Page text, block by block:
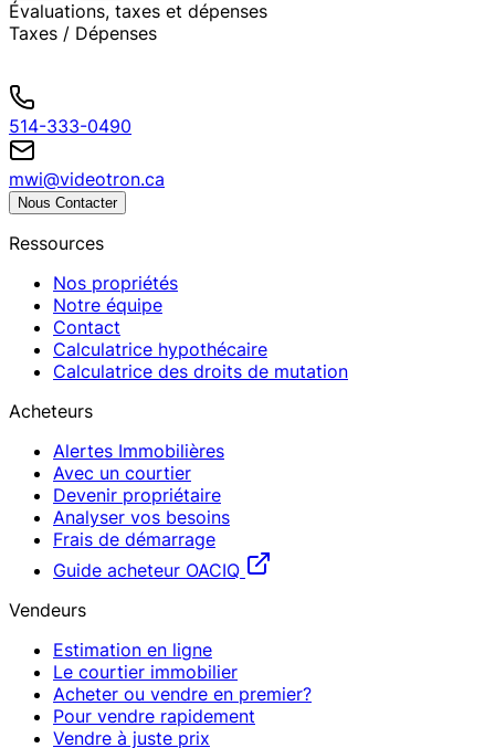
Évaluations, taxes et dépenses
Taxes / Dépenses
514-333-0490
mwi@videotron.ca
Nous Contacter
Ressources
Nos propriétés
Notre équipe
Contact
Calculatrice hypothécaire
Calculatrice des droits de mutation
Acheteurs
Alertes Immobilières
Avec un courtier
Devenir propriétaire
Analyser vos besoins
Frais de démarrage
Guide acheteur OACIQ
Vendeurs
Estimation en ligne
Le courtier immobilier
Acheter ou vendre en premier?
Pour vendre rapidement
Vendre à juste prix